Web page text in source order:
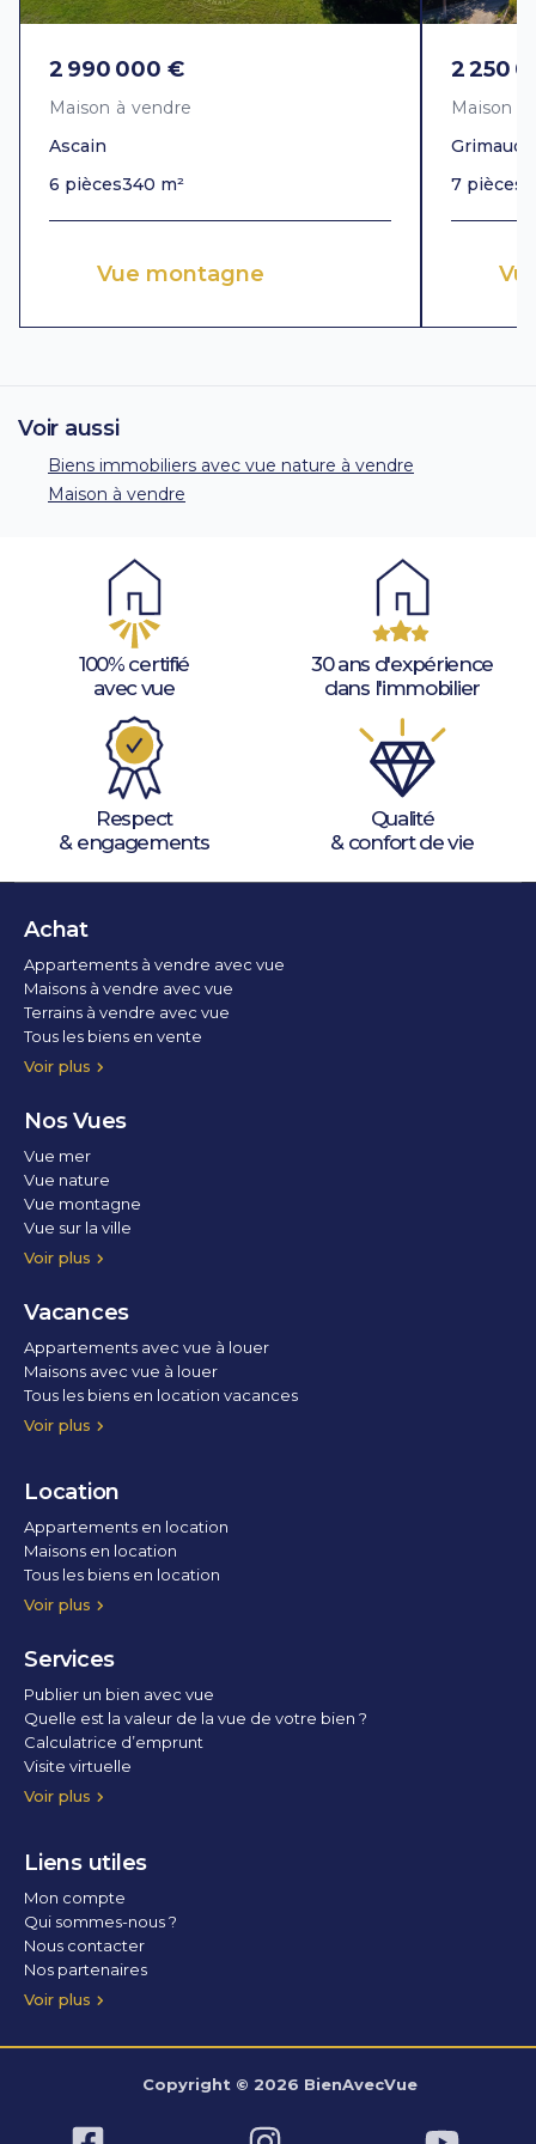
2 990 000 €
Maison à vendre
Ascain
6 pièces340 m²
Vue montagne
2 250
Maison à
Grimaud
7 pièces
Voir aussi
Biens immobiliers avec vue nature à vendre
Maison à vendre
100% certifié
avec vue
30 ans d'expérience
dans l'immobilier
Respect
& engagements
Qualité
& confort de vie
Achat
Voir plus
Appartements à vendre avec vue
Maisons à vendre avec vue
Terrains à vendre avec vue
Tous les biens en vente
Nos Vues
Voir plus
Vue mer
Vue nature
Vue montagne
Vue sur la ville
Vue parc
Vue fleuve
Vue lac
Vue marina / port
Vacances
Voir plus
Appartements avec vue à louer
Maisons avec vue à louer
Tous les biens en location vacances
Location
Voir plus
Appartements en location
Maisons en location
Tous les biens en location
Services
Voir plus
Publier un bien avec vue
Quelle est la valeur de la vue de votre bien ?
Calculatrice d’emprunt
Visite virtuelle
Home staging
Liens utiles
Voir plus
Mon compte
Qui sommes-nous ?
Nous contacter
Nos partenaires
Conditions Générales d’Utilisation
Politique de confidentialité
Politique des cookies
Copyright © 2026 BienAvecVue